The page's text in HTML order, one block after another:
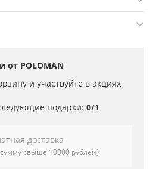
от POLOMAN
и участвуйте в акциях
подарки: 0/1
доставка
свыше 10000 рублей)